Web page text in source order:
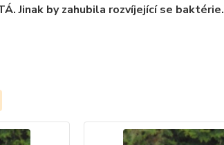
Jinak by zahubila rozvíjející se baktérie.